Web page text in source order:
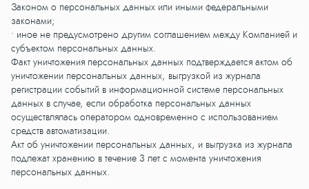
Законом о персональных данных или иными федеральными
законами;
• иное не предусмотрено другим соглашением между Компанией и
субъектом персональных данных.
Факт уничтожения персональных данных подтверждается актом об
уничтожении персональных данных, выгрузкой из журнала
регистрации событий в информационной системе персональных
данных в случае, если обработка персональных данных
осуществлялась оператором одновременно с использованием
средств автоматизации.
Акт об уничтожении персональных данных, и выгрузка из журнала
подлежат хранению в течение 3 лет с момента уничтожения
персональных данных.